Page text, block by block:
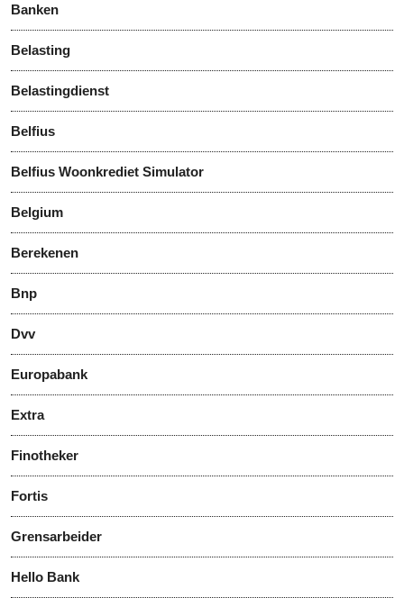
Banken
Belasting
Belastingdienst
Belfius
Belfius Woonkrediet Simulator
Belgium
Berekenen
Bnp
Dvv
Europabank
Extra
Finotheker
Fortis
Grensarbeider
Hello Bank